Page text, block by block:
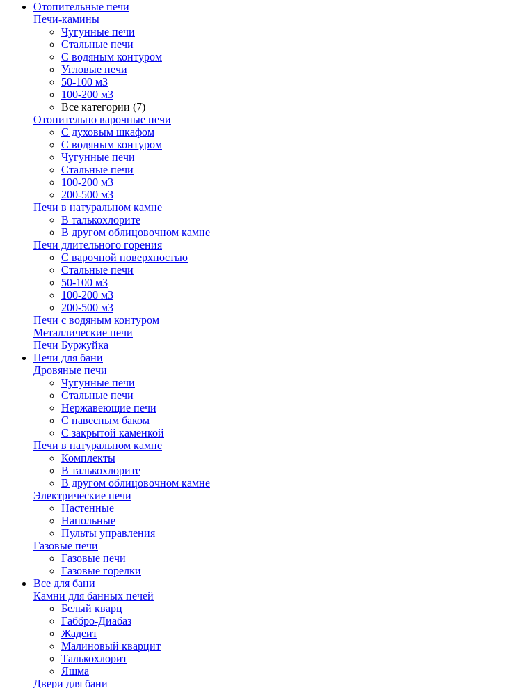
Отопительные печи
Печи-камины
Чугунные печи
Стальные печи
С водяным контуром
Угловые печи
50-100 м3
100-200 м3
Все категории (7)
Отопительно варочные печи
С духовым шкафом
С водяным контуром
Чугунные печи
Стальные печи
100-200 м3
200-500 м3
Печи в натуральном камне
В талькохлорите
В другом облицовочном камне
Печи длительного горения
С варочной поверхностью
Стальные печи
50-100 м3
100-200 м3
200-500 м3
Печи с водяным контуром
Металлические печи
Печи Буржуйка
Печи для бани
Дровяные печи
Чугунные печи
Стальные печи
Нержавеющие печи
С навесным баком
С закрытой каменкой
Печи в натуральном камне
Комплекты
В талькохлорите
В другом облицовочном камне
Электрические печи
Настенные
Напольные
Пульты управления
Газовые печи
Газовые печи
Газовые горелки
Все для бани
Камни для банных печей
Белый кварц
Габбро-Диабаз
Жадеит
Малиновый кварцит
Талькохлорит
Яшма
Двери для бани